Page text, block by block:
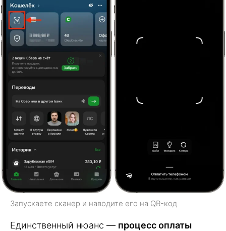
Запускаете сканер и наводите его на QR-код
Единственный нюанс — процесс оплаты